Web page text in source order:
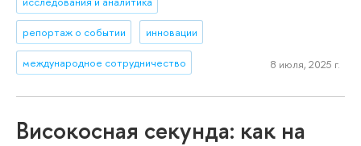
репортаж о событии инновации
международное сотрудничество 8 июля, 2025 г.
Високосная секунда: как на